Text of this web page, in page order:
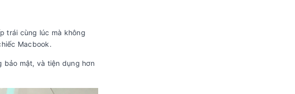
trái cùng lúc mà không
Macbook.
bảo mật, và tiện dụng hơn